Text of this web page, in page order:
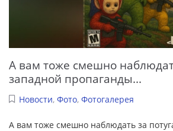
А вам тоже смешно
западной пропаганды...
Новости, Фото, Фотогалерея
А вам тоже смешно наблюдать за